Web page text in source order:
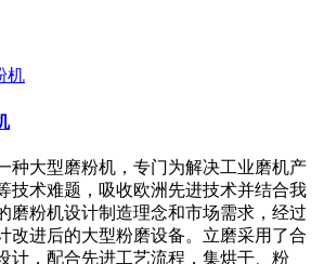
种大型磨粉机，专门为解决工业磨机产
技术难题，吸收欧洲先进技术并结合我
磨粉机设计制造理念和市场需求，经过
改进后的大型粉磨设备。立磨采用了合
计，配合先进工艺流程，集烘干、粉